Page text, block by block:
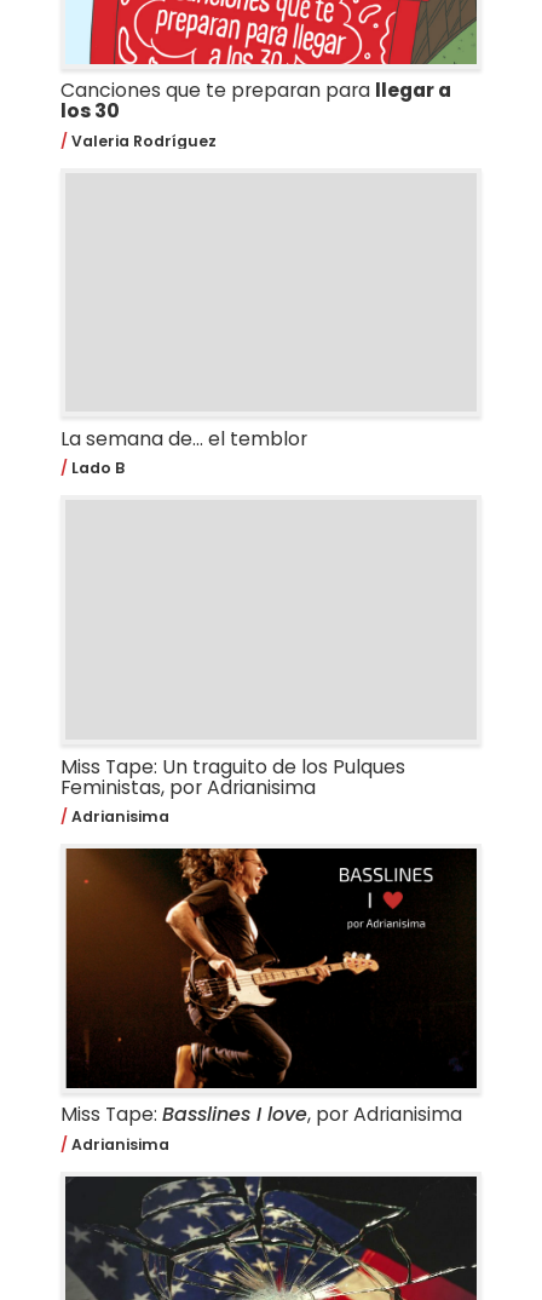
Canciones que te preparan para llegar a
los 30
Valeria Rodríguez
La semana de... el temblor
Lado B
Miss Tape: Un traguito de los Pulques
Feministas, por Adrianisima
Adrianisima
Miss Tape: Basslines I love, por Adrianisima
Adrianisima